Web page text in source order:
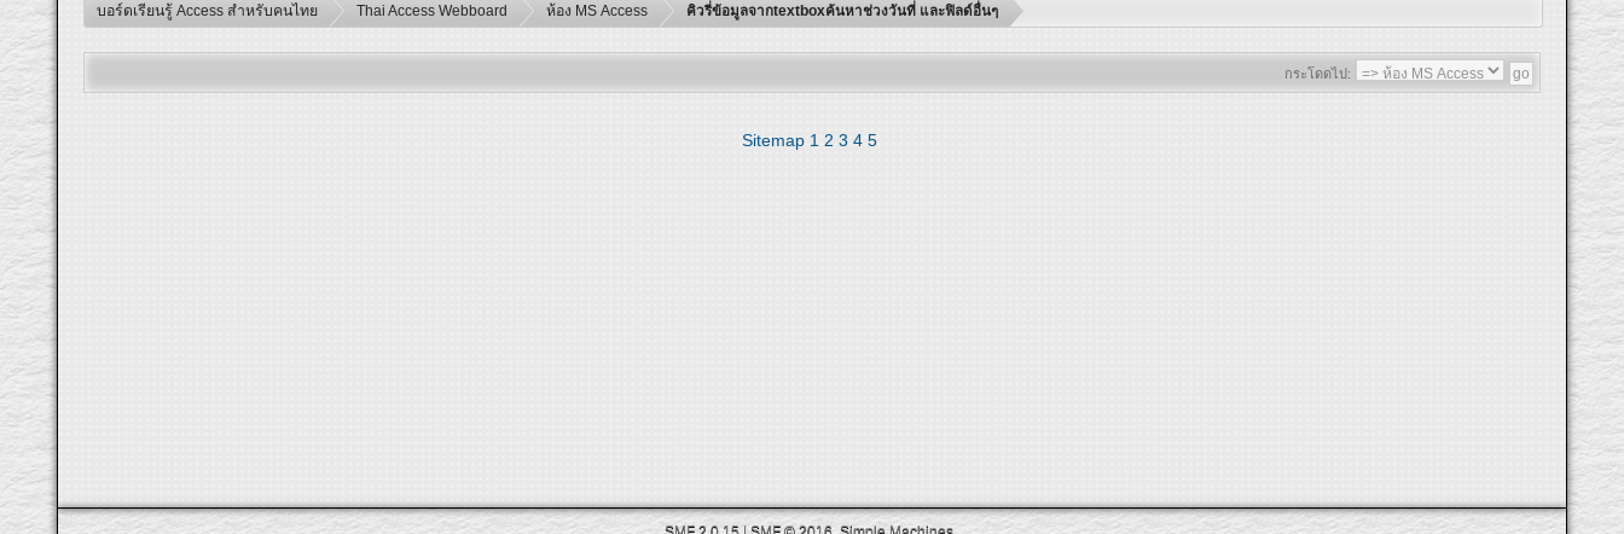
บอร์ดเรียนรู้ Access สำหรับคนไทย Thai Access Webboard ห้อง MS Access คิวรี่ข้อมูลจากtextboxค้นหาช่วงวันที่ และฟิลด์อื่นๆ
กระโดดไป:
Sitemap 1 2 3 4 5